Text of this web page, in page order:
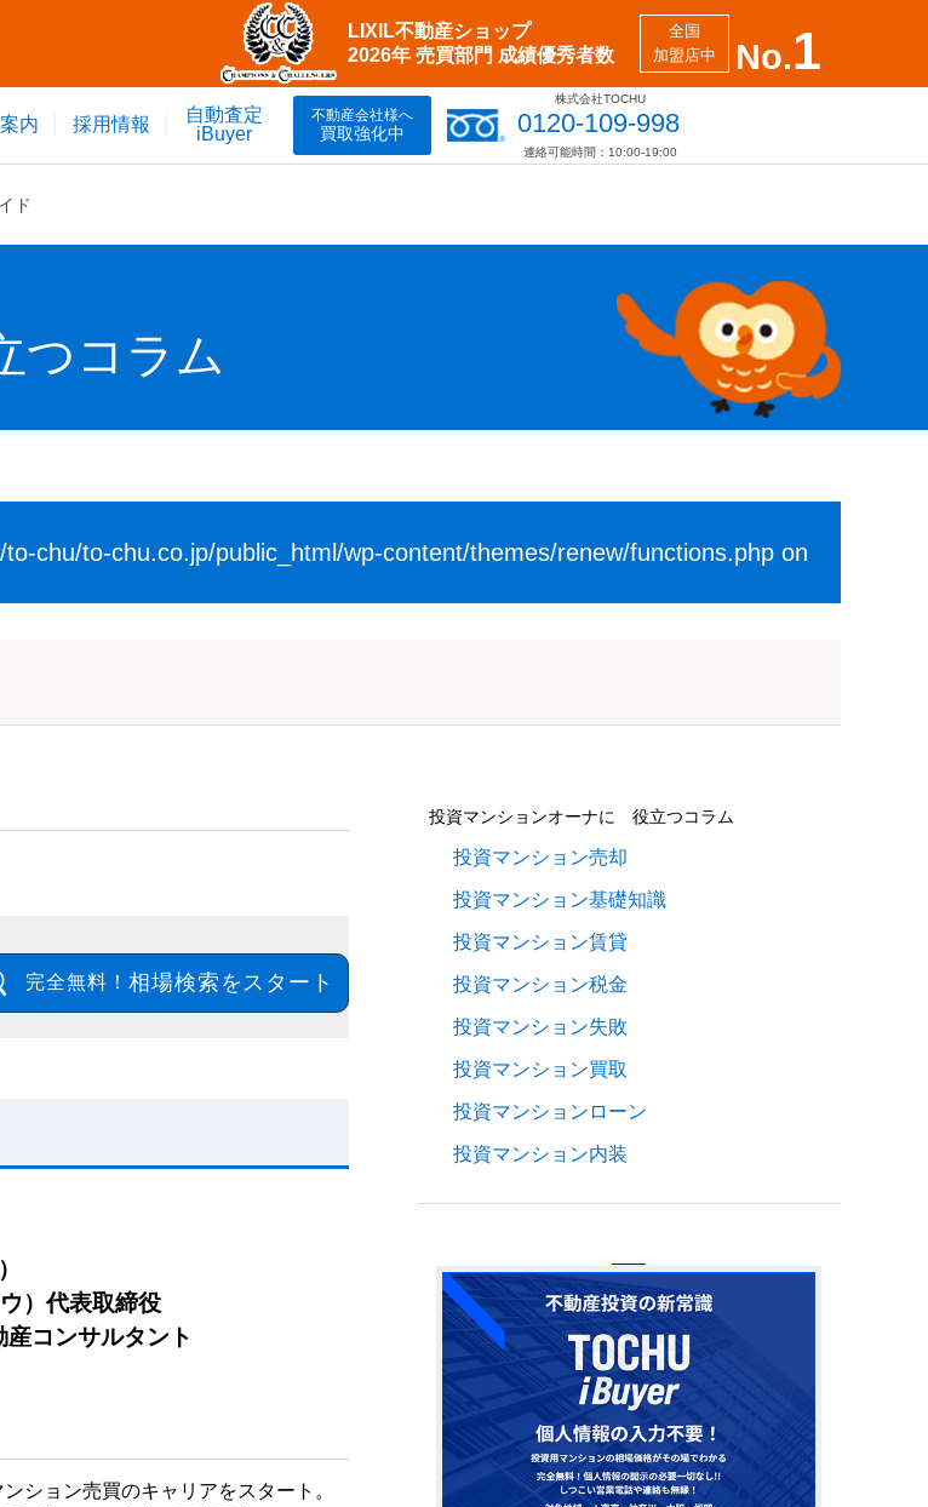
No.1
全国
加盟店中
LIXIL不動産ショップ
2026年 売買部門 成績優秀者数
内 採用情報
自動査定
iBuyer
不動産会社様へ
買取強化中
株式会社TOCHU
0120-109-998
連絡可能時間：10:00-19:00
ド
つコラム
to-chu/to-chu.co.jp/public_html/wp-content/themes/renew/functions.php on
完全無料！ 相場検索をスタート
）代表取締役
コンサルタント
ション売買のキャリアをスタート。
投資マンションオーナに 役立つコラム
投資マンション売却
投資マンション基礎知識
投資マンション賃貸
投資マンション税金
投資マンション失敗
投資マンション買取
投資マンションローン
投資マンション内装